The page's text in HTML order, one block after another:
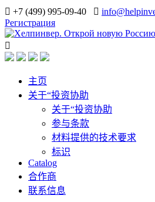
+7 (499) 995-09-40
Регистрация
主页
关于“投资协助
关于“投资协助
参与条款
材料提供的技术要求
标识
Catalog
合作商
联系信息